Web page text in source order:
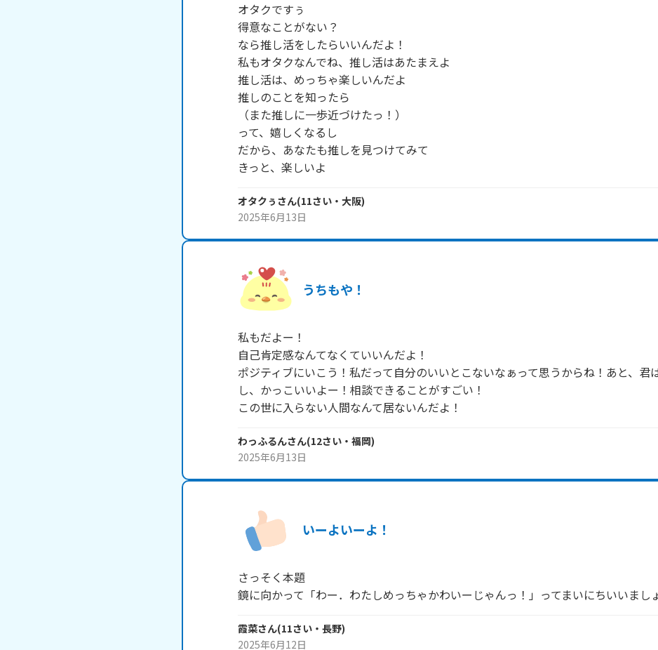
オタクですぅ
得意なことがない？
なら推し活をしたらいいんだよ！
私もオタクなんでね、推し活はあたまえよ
推し活は、めっちゃ楽しいんだよ
推しのことを知ったら
（また推しに一歩近づけたっ！）
って、嬉しくなるし
だから、あなたも推しを見つけてみて
きっと、楽しいよ
オタクぅ さん(11さい・ 大阪)
2025年6月13日
うちもや！
私もだよー！
自己肯定感なんてなくていいんだよ！
ポジティブにいこう！私だって自分のいいとこないなぁって思うからね！あと、君
し、かっこいいよー！相談できることがすごい！
この世に入らない人間なんて居ないんだよ！
わっふるんさん(12さい・ 福岡)
2025年6月13日
いーよいーよ！
さっそく本題
霞菜さん(11さい・ 長野)
2025年6月12日